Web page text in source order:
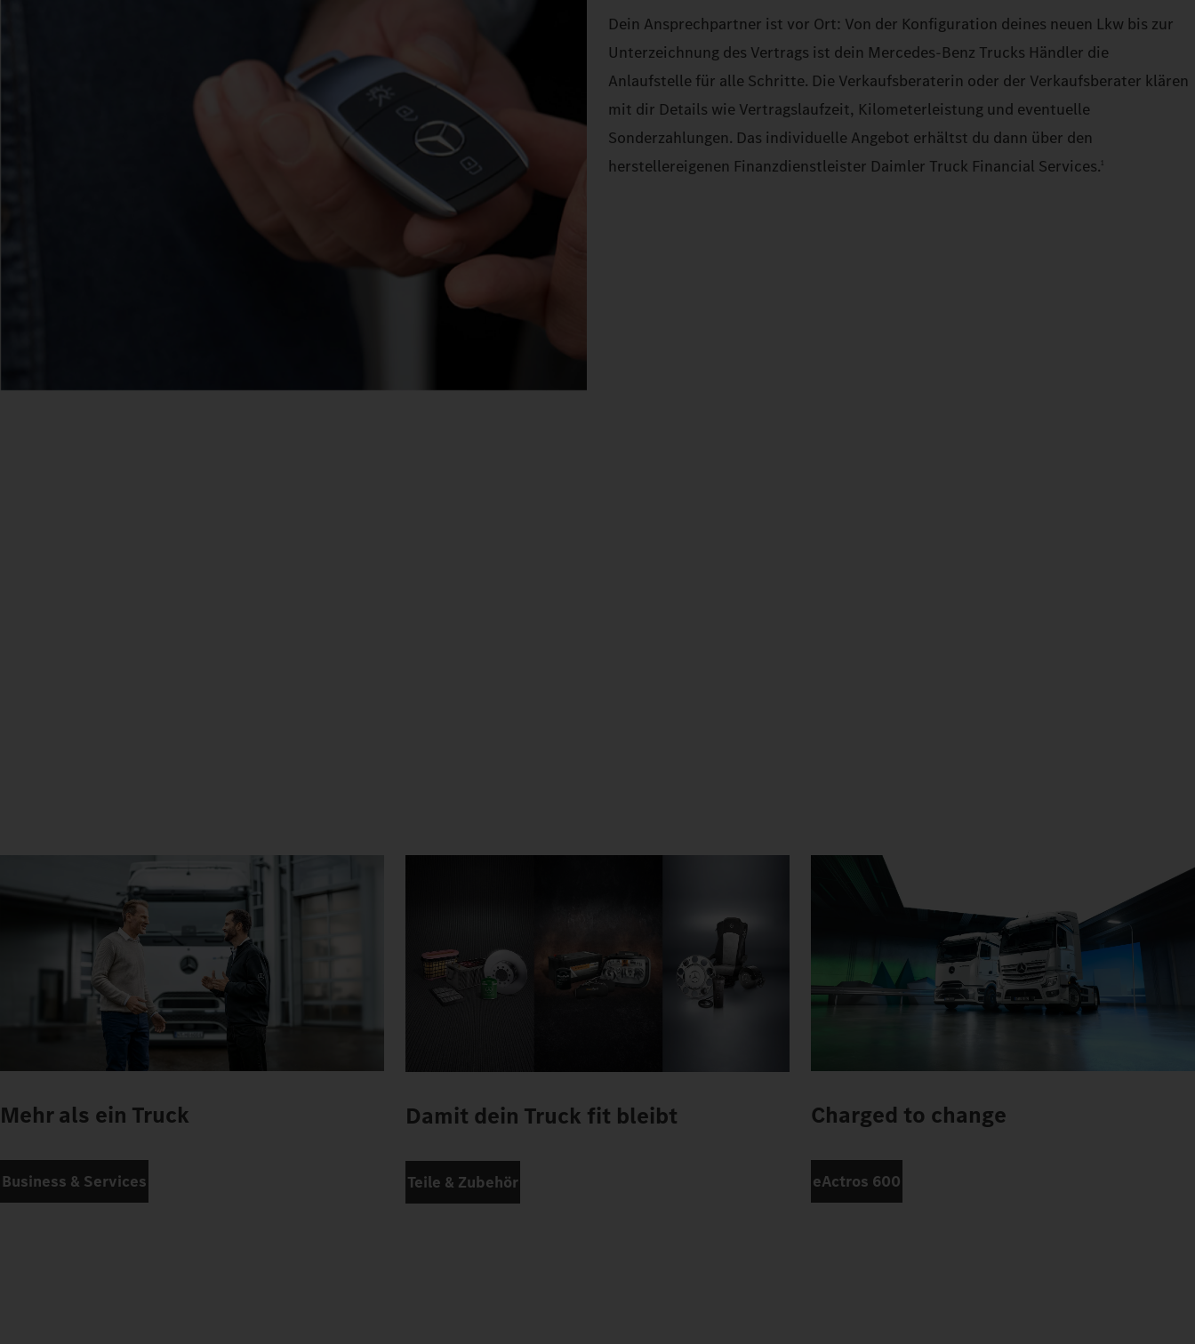
Dein Ansprechpartner ist vor Ort: Von der Konfiguration deines neuen Lkw bis zur
Unterzeichnung des Vertrags ist dein Mercedes‑Benz Trucks Händler die
Anlaufstelle für alle Schritte. Die Verkaufsberaterin oder der Verkaufsberater klären
mit dir Details wie Vertragslaufzeit, Kilometerleistung und eventuelle
Sonderzahlungen. Das individuelle Angebot erhältst du dann über den
herstellereigenen Finanzdienstleister Daimler Truck Financial Services.1
Mehr als ein Truck
Business & Services
Damit dein Truck fit bleibt
Teile & Zubehör
Charged to change
eActros 600